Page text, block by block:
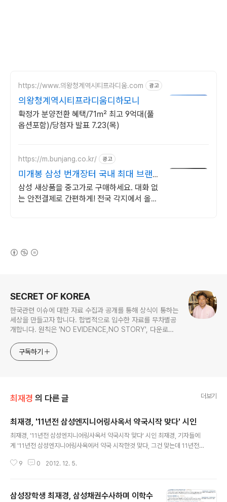
https://www.의왕청계역시티프라디움.com 광고
의왕청계역시티프라디움디하모니
확정가 분양전환 혜택/71㎡ 최고 9억대(풀
옵션포함)/당첨자 발표 7.23(목)
https://m.bunjang.co.kr/ 광고
미개봉 삼성 번개장터 국내 최대 브랜
드 중고거래
삼성 새상품을 중고가로 구매하세요. 대화 없
는 안전결제로 간편하게! 전국 각지에서 올라
SECRET OF KOREA
한국관련 이슈에 대한 자료 수집과 공개를 통해 상식이 통하는
세상을 만들고자 합니다. 합법적으로 입수한 자료를 무차별공
개합니다. 원칙은 'NO EVIDENCE,NO STORY', 다운로드
jesim56@gmail.com, 안보일때는 구글리더나 RSS로!!
구독하기
최재경 의 다른 글 더보기
최재경, '11년전 삼성엔지니어링사옥서 약국시작 맞다' 시인
최재경, '11년전 삼성엔지니어링사옥서 약국시작 맞다' 시인 최재경, 기자들에
게 '11년전 삼성엔지니어링사옥에서 약국 시작한것 맞다, 그건 맞는데 11년전인
경,2002년 법무부 검찰국 검사때 국내최고임대료 삼성사옥서 약국시작 -삼성
국임대운영
9 0 2012. 12. 5.
삼성장학생 최재경, 삼성채권수사하며 이학수